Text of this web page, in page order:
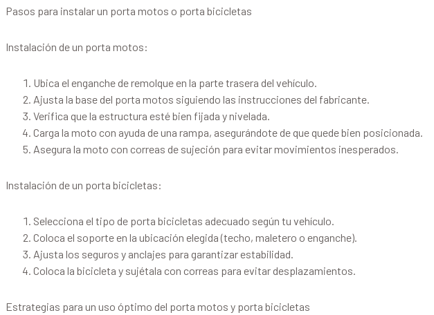
Pasos para instalar un porta motos o porta bicicletas
Instalación de un porta motos:
Ubica el enganche de remolque en la parte trasera del vehículo.
Ajusta la base del porta motos siguiendo las instrucciones del fabricante.
Verifica que la estructura esté bien fijada y nivelada.
Carga la moto con ayuda de una rampa, asegurándote de que quede bien posicionada.
Asegura la moto con correas de sujeción para evitar movimientos inesperados.
Instalación de un porta bicicletas:
Selecciona el tipo de porta bicicletas adecuado según tu vehículo.
Coloca el soporte en la ubicación elegida (techo, maletero o enganche).
Ajusta los seguros y anclajes para garantizar estabilidad.
Coloca la bicicleta y sujétala con correas para evitar desplazamientos.
Estrategias para un uso óptimo del porta motos y porta bicicletas